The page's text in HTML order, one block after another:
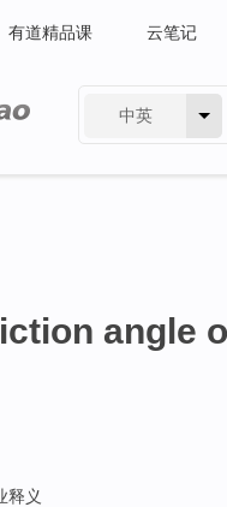
有道精品课 云笔记
中英
angle
释义